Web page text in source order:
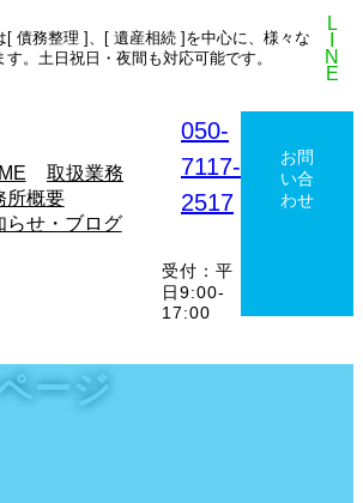
[ 債務整理 ]、[ 遺産相続 ]を中心に、様々な
。土日祝日・夜間も対応可能です。
L
N
E
取扱業務
所概要
らせ・ブログ
050-
7117-
2517
受付：平
日9:00-
17:00
お問
い合
わせ
ージ